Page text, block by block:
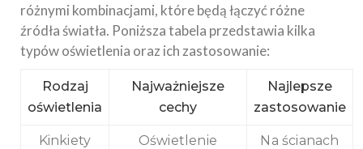
różnymi kombinacjami, które będą łączyć różne
źródła światła. Poniższa tabela przedstawia kilka
typów oświetlenia oraz ich zastosowanie:
Rodzaj
oświetlenia
Najważniejsze
cechy
Najlepsze
zastosowanie
Kinkiety
Oświetlenie
Na ścianach